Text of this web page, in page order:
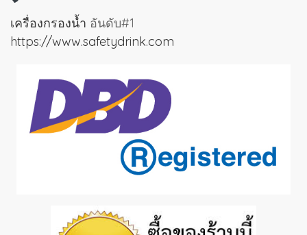
เครื่องกรองน้ำ อันดับ#1
https://www.safetydrink.com